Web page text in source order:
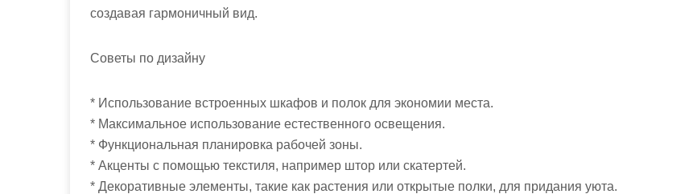
создавая гармоничный вид.
Советы по дизайну
* Использование встроенных шкафов и полок для экономии места.
* Максимальное использование естественного освещения.
* Функциональная планировка рабочей зоны.
* Акценты с помощью текстиля, например штор или скатертей.
* Декоративные элементы, такие как растения или открытые полки, для придания уюта.